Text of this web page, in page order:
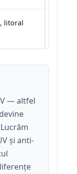
litoral
— altfel
și anti-